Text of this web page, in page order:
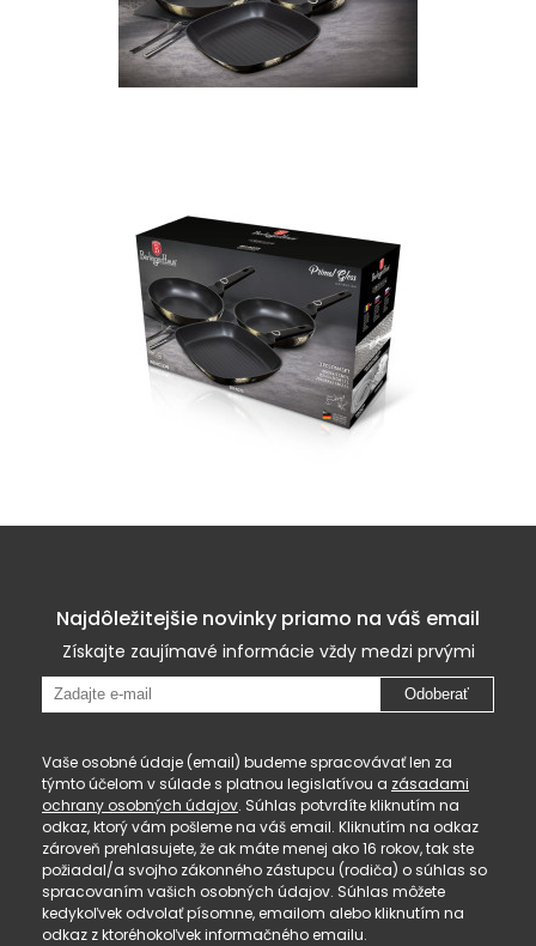
Najdôležitejšie novinky priamo na váš email
Získajte zaujímavé informácie vždy medzi prvými
Odoberať
Vaše osobné údaje (email) budeme spracovávať len za
týmto účelom v súlade s platnou legislatívou a zásadami
ochrany osobných údajov. Súhlas potvrdíte kliknutím na
odkaz, ktorý vám pošleme na váš email. Kliknutím na odkaz
zároveň prehlasujete, že ak máte menej ako 16 rokov, tak ste
požiadal/a svojho zákonného zástupcu (rodiča) o súhlas so
spracovaním vašich osobných údajov. Súhlas môžete
kedykoľvek odvolať písomne, emailom alebo kliknutím na
odkaz z ktoréhokoľvek informačného emailu.